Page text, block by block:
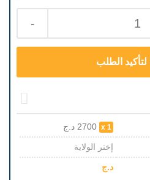
1
-
1
2700 د.ج
إختر الولاية
د.ج